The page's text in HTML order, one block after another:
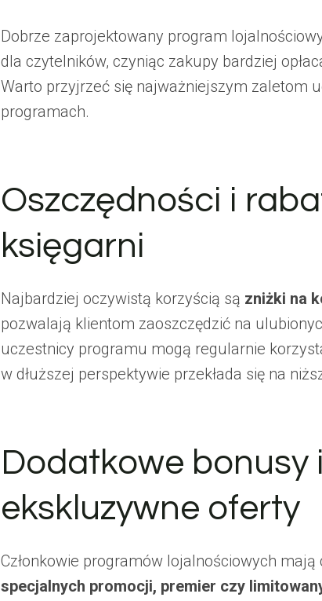
Dobrze zaprojektowany program
dla czytelników, czyniąc zakupy bardziej
Warto przyjrzeć się najważniejszym zaletom
programach.
Oszczędności i
księgarni
Najbardziej oczywistą korzyścią są zniżki na
pozwalają klientom zaoszczędzić na
uczestnicy programu mogą regularnie
w dłuższej perspektywie przekłada się na
Dodatkowe bonusy i
ekskluzywne oferty
Członkowie programów lojalnościowych mają
specjalnych promocji, premier czy